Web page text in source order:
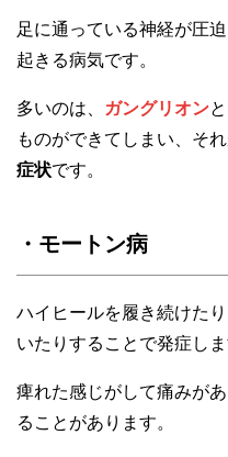
足に通っている神経が圧
起きる病気です。
多いのは、 ガングリオン
ものができてしまい、そ
症状です。
・モートン病
ハイヒールを履き続けた
いたりすることで発症しま
痺れた感じがして痛みが
ることがあります。